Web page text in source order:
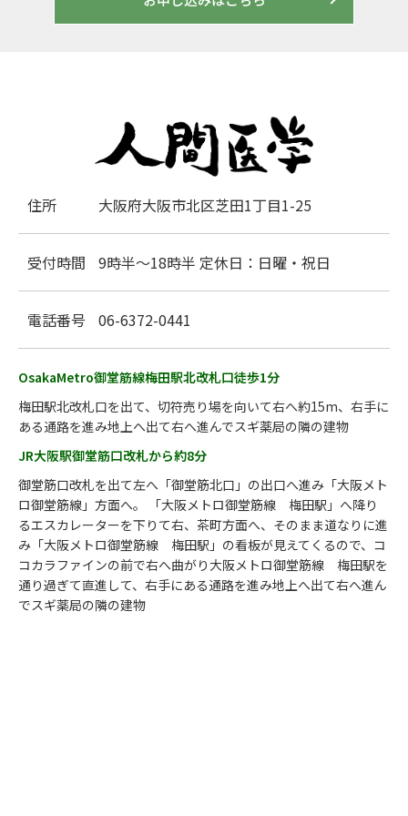
住所 大阪府大阪市北区芝田1丁目1-25
受付時間 9時半～18時半 定休日：日曜・祝日
電話番号 06-6372-0441
OsakaMetro御堂筋線梅田駅北改札口徒歩1分
梅田駅北改札口を出て、切符売り場を向いて右へ約15m、右手に
ある通路を進み地上へ出て右へ進んでスギ薬局の隣の建物
JR大阪駅御堂筋口改札から約8分
御堂筋口改札を出て左へ「御堂筋北口」の出口へ進み「大阪メト
ロ御堂筋線」方面へ。 「大阪メトロ御堂筋線 梅田駅」へ降り
るエスカレーターを下りて右、茶町方面へ、そのまま道なりに進
み「大阪メトロ御堂筋線 梅田駅」の看板が見えてくるので、コ
コカラファインの前で右へ曲がり大阪メトロ御堂筋線 梅田駅を
通り過ぎて直進して、右手にある通路を進み地上へ出て右へ進ん
でスギ薬局の隣の建物